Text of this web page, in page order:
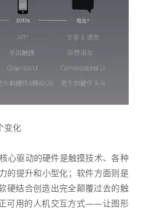
变化
心驱动的硬件是触摸技术、各种
的提升和小型化；软件方面则是
硬结合创造出完全颠覆过去的触
可用的人机交互方式——让图形